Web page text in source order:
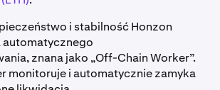
i stabilność Honzon
automatycznego
znana jako „Off-Chain Worker”.
monitoruje i automatycznie zamyka